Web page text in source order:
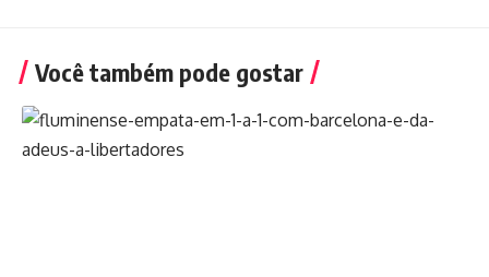
Você também pode gostar